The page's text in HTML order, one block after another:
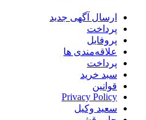
ارسال آگهی جدید
پرداخت
پروفایل
علاقه‌مندی ها
پرداخت
سبد خرید
قوانین
Privacy Policy
سعید وکیل